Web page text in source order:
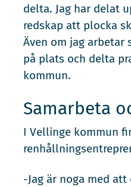
delta. Jag har delat
redskap att plocka
Även om jag arbetar
på plats och delta
kommun.
Samarbeta
I Vellinge kommun
-Jag är noga med